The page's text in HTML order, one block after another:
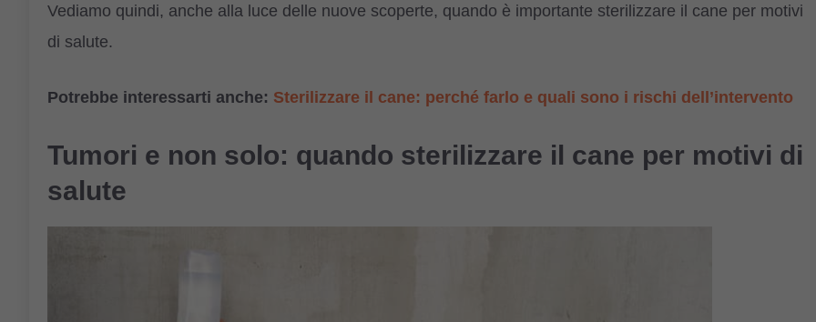
Vediamo quindi, anche alla luce delle nuove scoperte, quando è importante sterilizzare il cane per motivi
di salute.
Potrebbe interessarti anche: Sterilizzare il cane: perché farlo e quali sono i rischi dell’intervento
Tumori e non solo: quando sterilizzare il cane per motivi di
salute